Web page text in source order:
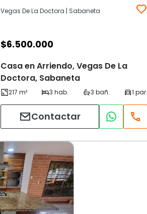
Vegas De La Doctora | Sabaneta
$6.500.000
Casa en Arriendo, Vegas De La
Doctora, Sabaneta
Contactar